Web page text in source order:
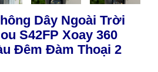
Dây Ngoài Trời
S42FP Xoay 360
Đêm Đàm Thoại 2